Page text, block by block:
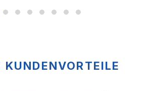
KUNDENVORTEILE